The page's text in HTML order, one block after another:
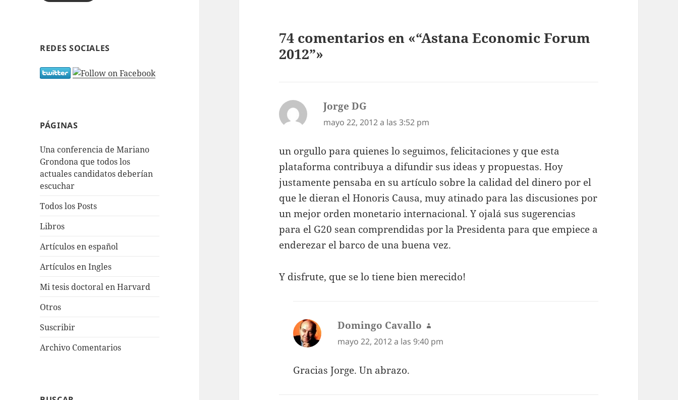
REDES SOCIALES
PÁGINAS
Una conferencia de Mariano
Grondona que todos los
actuales candidatos deberían
escuchar
Todos los Posts
Libros
Artículos en español
Artículos en Ingles
Mi tesis doctoral en Harvard
Otros
Suscribir
Archivo Comentarios
74 comentarios en «“Astana Economic Forum
2012”»
Jorge DG
mayo 22, 2012 a las 3:52 pm
un orgullo para quienes lo seguimos, felicitaciones y que esta
plataforma contribuya a difundir sus ideas y propuestas. Hoy
justamente pensaba en su artículo sobre la calidad del dinero por el
que le dieran el Honoris Causa, muy atinado para las discusiones por
un mejor orden monetario internacional. Y ojalá sus sugerencias
para el G20 sean comprendidas por la Presidenta para que empiece a
enderezar el barco de una buena vez.
Y disfrute, que se lo tiene bien merecido!
Domingo Cavallo dice:
mayo 22, 2012 a las 9:40 pm
Gracias Jorge. Un abrazo.